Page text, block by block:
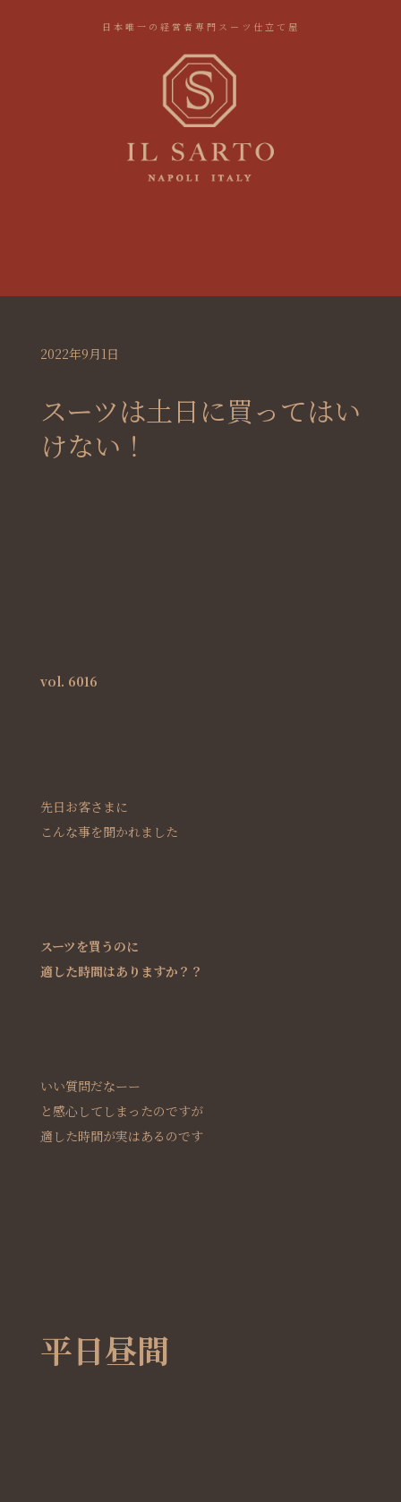
日本唯一の経営者専門スーツ仕立て屋
2022年9月1日
スーツは土日に買ってはい
けない！
vol. 6016
先日お客さまに
こんな事を聞かれました
スーツを買うのに
適した時間はありますか？？
いい質問だなーー
と感心してしまったのですが
適した時間が実はあるのです
平日昼間